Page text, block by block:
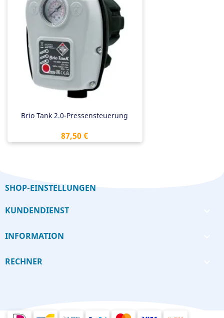
Brio Tank 2.0-Pressensteuerung
Preis
87,50 €
SHOP-EINSTELLUNGEN
KUNDENDIENST
INFORMATION
RECHNER